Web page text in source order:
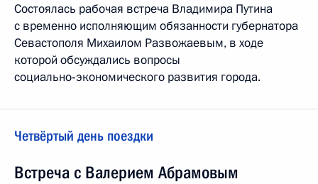
Состоялась рабочая встреча Владимира Путина
с временно исполняющим обязанности губернатора
Севастополя Михаилом Развожаевым, в ходе
которой обсуждались вопросы
социально‑экономического развития города.
Четвёртый день поездки
Встреча с Валерием Абрамовым